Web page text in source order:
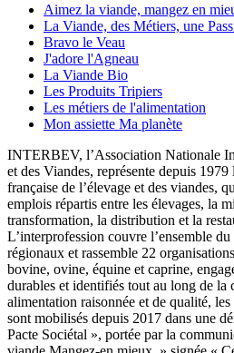
Aimez la viande, mangez en
La Viande, des Métiers, une
Bravo le Veau
J'adore l'Agneau
La Viande Bio
Les Produits Tripiers
Les métiers de l'alimentation
Mon assiette Ma planète
INTERBEV, l’Association Nationale
et des Viandes, représente depuis
française de l’élevage et des viandes,
emplois répartis entre les élevages, la
transformation, la distribution et la
L’interprofession couvre l’ensemble
régionaux et rassemble 22
bovine, ovine, équine et caprine,
durables et identifiés tout au long de la
alimentation raisonnée et de qualité,
sont mobilisés depuis 2017 dans une
Pacte Sociétal », portée par la